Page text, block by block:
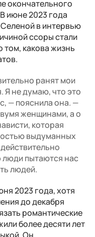
окончательного
июне 2023 года
в интервью
ссоры стали
какова жизнь
ранят мои
Я не думаю, что это
— пояснила она. —
женщинами, а о
которая
выдуманных
люди пытаются нас
людей.
2023 года, хотя
до декабря
романтические
более десяти лет